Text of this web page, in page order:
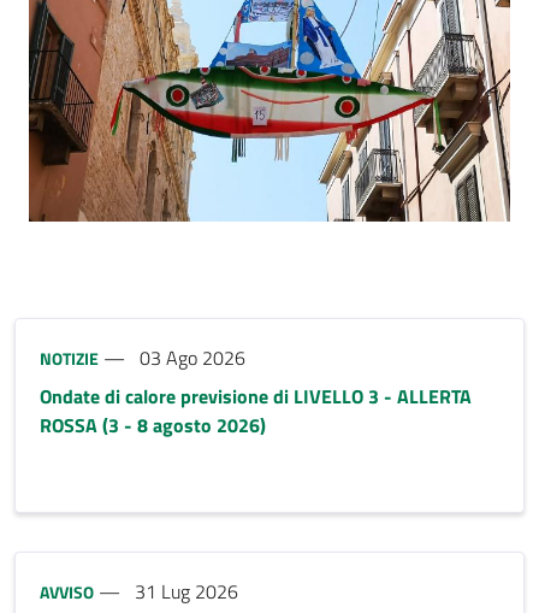
Tipo notizia:
NOTIZIE
03 Ago 2026
Ondate di calore previsione di LIVELLO 3 - ALLERTA
ROSSA (3 - 8 agosto 2026)
Tipo notizia:
AVVISO
31 Lug 2026